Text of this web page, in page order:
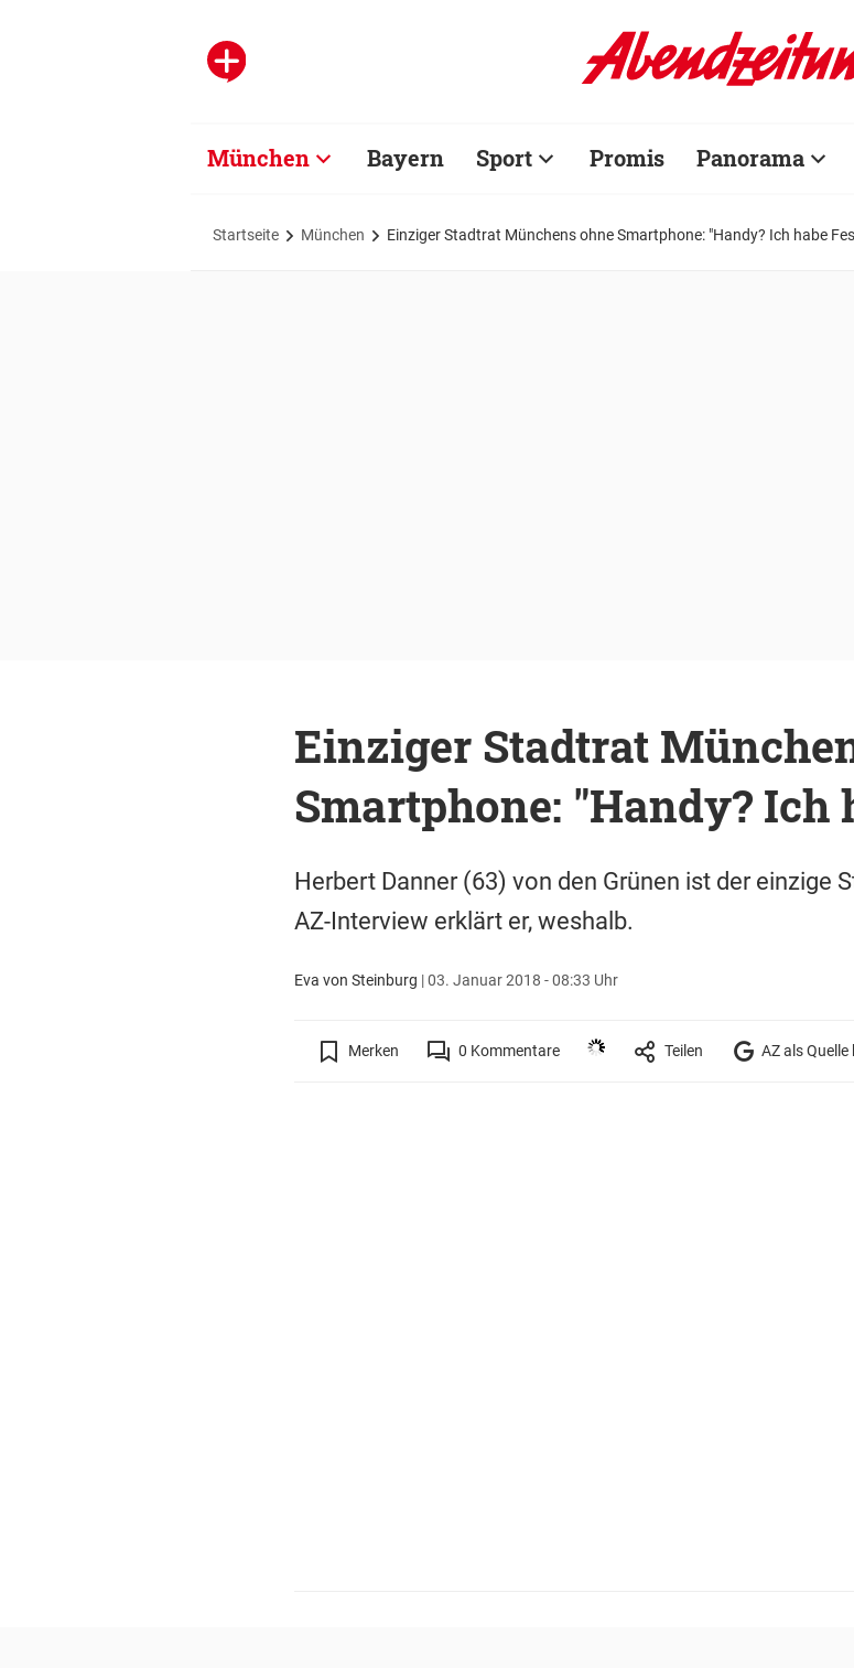
München Bayern Sport Promis Panorama
Startseite München Einziger Stadtrat Münchens ohne Smartphone: "Handy? Ich habe
Einziger Stadtrat
Smartphone: "Handy? Ich
Herbert Danner (63) von den Grünen ist der einzige
AZ-Interview erklärt er, weshalb.
Eva von Steinburg |03. Januar 2018 - 08:33 Uhr
Merken 0 Kommentare Teilen AZ als